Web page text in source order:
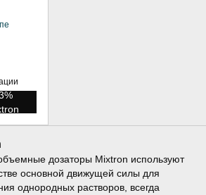
дозаторы Mixtron используют
основной движущей силы для
однородных растворов, всегда